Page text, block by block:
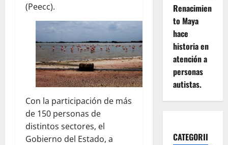
(Peecc).
Con la participación de más
de 150 personas de
distintos sectores, el
Gobierno del Estado, a
Renacimien
to Maya
hace
historia en
atención a
personas
autistas.
CATEGORII